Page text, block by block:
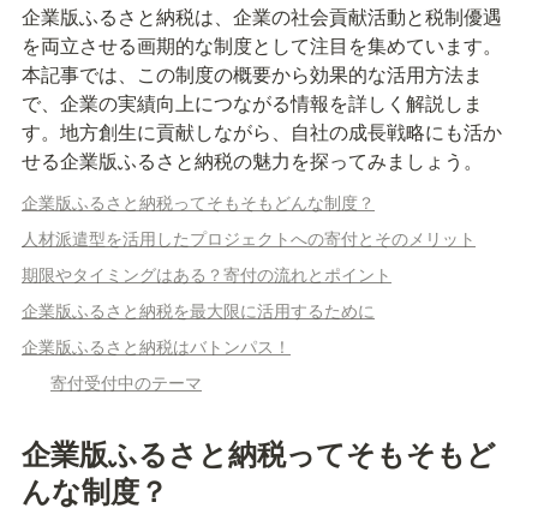
企業版ふるさと納税は、企業の社会貢献活動と税制優遇
を両立させる画期的な制度として注目を集めています。
本記事では、この制度の概要から効果的な活用方法ま
で、企業の実績向上につながる情報を詳しく解説しま
す。地方創生に貢献しながら、自社の成長戦略にも活か
せる企業版ふるさと納税の魅力を探ってみましょう。
企業版ふるさと納税ってそもそもどんな制度？
人材派遣型を活用したプロジェクトへの寄付とそのメリット
期限やタイミングはある？寄付の流れとポイント
企業版ふるさと納税を最大限に活用するために
企業版ふるさと納税はバトンパス！
寄付受付中のテーマ
企業版ふるさと納税ってそもそもど
んな制度？